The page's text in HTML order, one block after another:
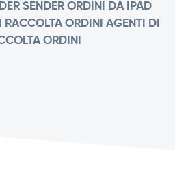
SENDER ORDINI DA IPAD
RACCOLTA ORDINI AGENTI DI
ORDINI